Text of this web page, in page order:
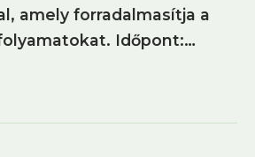
amely forradalmasítja a
Időpont:…